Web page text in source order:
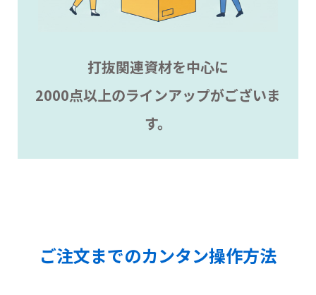
打抜関連資材を中心に
2000点以上のラインアップがございま
す。
ご注文までのカンタン操作方法